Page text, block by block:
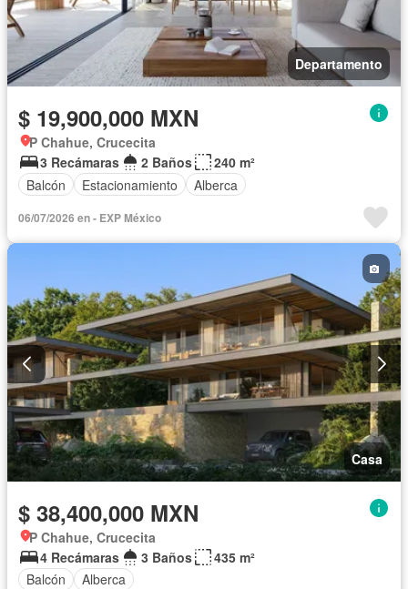
Departamento
$ 19,900,000 MXN
P Chahue, Crucecita
3 Recámaras
2 Baños
240 m²
Balcón
Estacionamiento Alberca
06/07/2026 en - EXP México
Casa
$ 38,400,000 MXN
P Chahue, Crucecita
4 Recámaras
3 Baños
435 m²
Balcón
Alberca